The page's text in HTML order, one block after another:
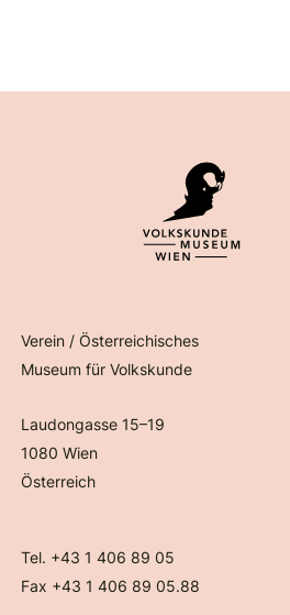
Verein / Österreichisches
Museum für Volkskunde
Laudongasse 15–19
1080 Wien
Österreich
Tel. +43 1 406 89 05
Fax +43 1 406 89 05.88